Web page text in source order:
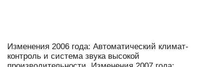
Изменения 2006 года: Автоматический климат-
контроль и система звука высокой